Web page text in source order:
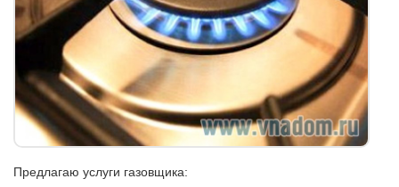
Предлагаю услуги газовщика: